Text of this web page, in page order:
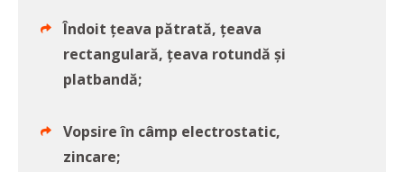
Îndoit țeava pătrată, țeava
rectangulară, țeava rotundă și
platbandă;
Vopsire în câmp electrostatic,
zincare;